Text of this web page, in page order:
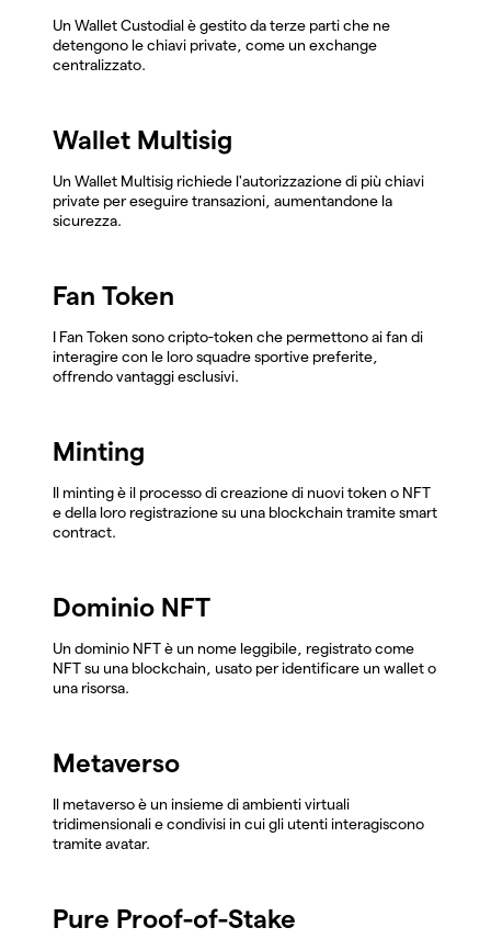
Un Wallet Custodial è gestito da terze parti che ne
detengono le chiavi private, come un exchange
centralizzato.
Wallet Multisig
Un Wallet Multisig richiede l'autorizzazione di più chiavi
private per eseguire transazioni, aumentandone la
sicurezza.
Fan Token
I Fan Token sono cripto-token che permettono ai fan di
interagire con le loro squadre sportive preferite,
offrendo vantaggi esclusivi.
Minting
Il minting è il processo di creazione di nuovi token o NFT
e della loro registrazione su una blockchain tramite smart
contract.
Dominio NFT
Un dominio NFT è un nome leggibile, registrato come
NFT su una blockchain, usato per identificare un wallet o
una risorsa.
Metaverso
Il metaverso è un insieme di ambienti virtuali
tridimensionali e condivisi in cui gli utenti interagiscono
tramite avatar.
Pure Proof-of-Stake